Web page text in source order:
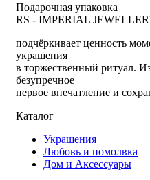
Подарочная упаковка
RS - IMPERIAL
подчёркивает ценность
украшения
в торжественный ритуал.
безупречное
первое впечатление и
Каталог
Украшения
Любовь и помолвка
Дом и Аксессуары